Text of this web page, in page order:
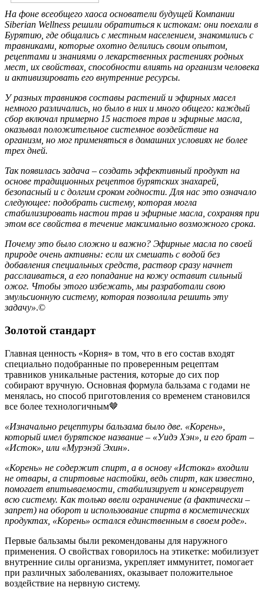
На фоне всеобщего хаоса основатели будущей Компании
Siberian Wellness решили обратиться к истокам: они поехали в
Бурятию, где общались с местным населением, знакомились с
травниками, которые охотно делились своим опытом,
рецептами и знаниями о лекарственных растениях родных
мест, их свойствах, способности влиять на организм человека
и активизировать его внутренние ресурсы.
У разных травников составы растений и эфирных масел
немного различались, но было в них и много общего: каждый
сбор включал примерно 15 настоев трав и эфирные масла,
оказывал положительное системное воздействие на
организм, но мог применяться в домашних условиях не более
трех дней.
Так появилась задача – создать эффективный продукт на
основе традиционных рецептов бурятских знахарей,
безопасный и с долгим сроком годности. Для нас это означало
следующее: подобрать систему, которая могла
стабилизировать настои трав и эфирные масла, сохраняя при
этом все свойства в течение максимально возможного срока.
Почему это было сложно и важно? Эфирные масла по своей
природе очень активны: если их смешать с водой без
добавления специальных средств, раствор сразу начнет
расслаиваться, а его попадание на кожу оставит сильный
ожог. Чтобы этого избежать, мы разработали свою
эмульсионную систему, которая позволила решить эту
задачу».©️
Золотой стандарт
Главная ценность «Корня» в том, что в его состав входят
специально подобранные по проверенным рецептам
травников уникальные растения, которые до сих пор
собирают вручную. Основная формула бальзама с годами не
менялась, но способ приготовления со временем становился
все более технологичным🤎
«Изначально рецептуры бальзама было две. «Корень»,
который имел бурятское название – «Уидэ Хэн», и его брат –
«Исток», или «Мурэнэй Эхин».
«Корень» не содержит спирт, а в основу «Истока» входили
не отвары, а спиртовые настойки, ведь спирт, как известно,
помогает впитываемости, стабилизирует и консервирует
всю систему. Как только ввели ограничение (а фактически –
запрет) на оборот и использование спирта в косметических
продуктах, «Корень» остался единственным в своем роде».
Первые бальзамы были рекомендованы для наружного
применения. О свойствах говорилось на этикетке: мобилизует
внутренние силы организма, укрепляет иммунитет, помогает
при различных заболеваниях, оказывает положительное
воздействие на нервную систему.